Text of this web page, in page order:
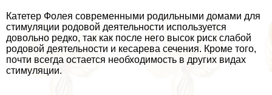
Катетер Фолея современными родильными домами для
стимуляции родовой деятельности используется
довольно редко, так как после него высок риск слабой
родовой деятельности и кесарева сечения. Кроме того,
почти всегда остается необходимость в других видах
стимуляции.